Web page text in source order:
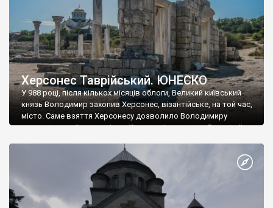
Херсонес Таврійський. ЮНЕСКО
У 988 році, після кількох місяців облоги, Великий київський
князь Володимир захопив Херсонес, візантійське, на той час,
місто. Саме взяття Херсонесу дозволило Володимиру
диктувати свої умови візантійському імператору Василю ІІ, та
Херсонесі Володимир-язичник, став Василем-християнином.
А потім було Хрещення Русі. На честь Херсонесу Таврійського